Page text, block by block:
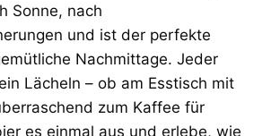
Sonne, nach
und ist der perfekte
Nachmittage. Jeder
Lächeln – ob am Esstisch mit
zum Kaffee für
es einmal aus und erlebe, wie